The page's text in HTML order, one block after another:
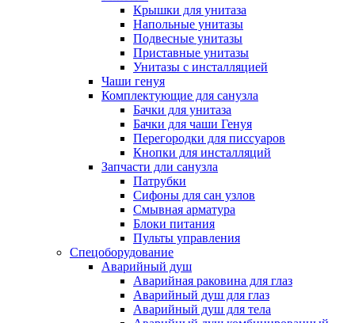
Крышки для унитаза
Напольные унитазы
Подвесные унитазы
Приставные унитазы
Унитазы с инсталляцией
Чаши генуя
Комплектующие для санузла
Бачки для унитаза
Бачки для чаши Генуя
Перегородки для писсуаров
Кнопки для инсталляций
Запчасти дли санузла
Патрубки
Сифоны для сан узлов
Смывная арматура
Блоки питания
Пульты управления
Спецоборудование
Аварийный душ
Аварийная раковина для глаз
Аварийный душ для глаз
Аварийный душ для тела